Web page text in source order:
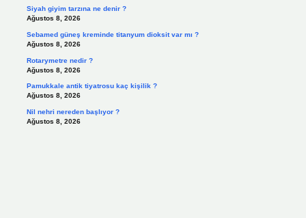
Siyah giyim tarzına ne denir ?
Ağustos 8, 2026
Sebamed güneş kreminde titanyum dioksit var mı ?
Ağustos 8, 2026
Rotarymetre nedir ?
Ağustos 8, 2026
Pamukkale antik tiyatrosu kaç kişilik ?
Ağustos 8, 2026
Nil nehri nereden başlıyor ?
Ağustos 8, 2026